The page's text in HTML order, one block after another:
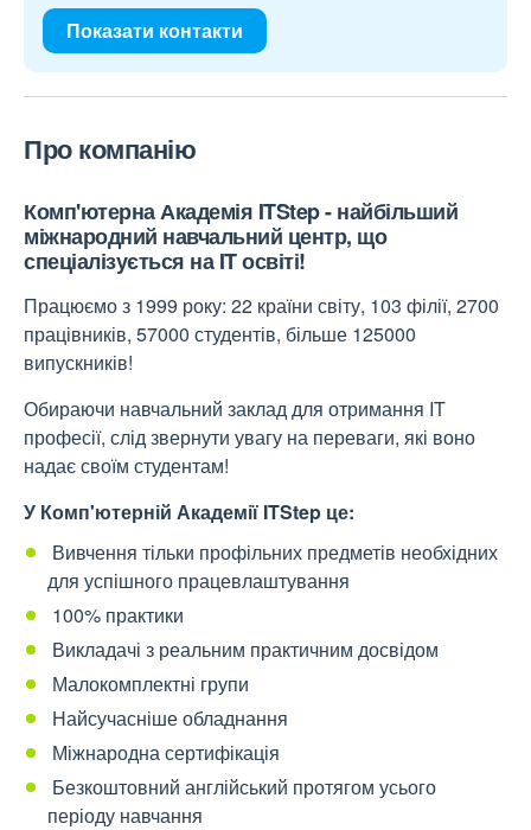
Показати контакти
Про компанію
Комп'ютерна Академія ITStep- найбільший
міжнародний навчальний центр, що
спеціалізується на IT освіті!
Працюємо з 1999 року: 22 країни світу, 103 філії, 2700
працівників, 57000 студентів, більше 125000
випускників!
Обираючи навчальний заклад для отримання IT
професії, слід звернути увагу на переваги, які воно
надає своїм студентам!
У Комп'ютерній Академії ITStep це:
Вивчення тільки профільних предметів необхідних
для успішного працевлаштування
100% практики
Викладачі з реальним практичним досвідом
Малокомплектні групи
Найсучасніше обладнання
Міжнародна сертифікація
Безкоштовний англійський протягом усього
періоду навчання